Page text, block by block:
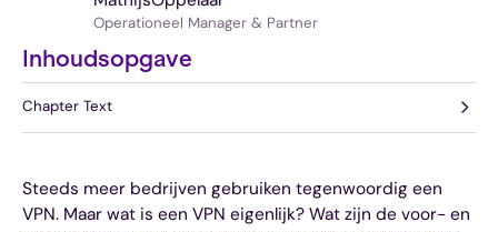
Operationeel Manager & Partner
Inhoudsopgave
Chapter Text
Steeds meer bedrijven gebruiken tegenwoordig een
VPN. Maar wat is een VPN eigenlijk? Wat zijn de voor- en